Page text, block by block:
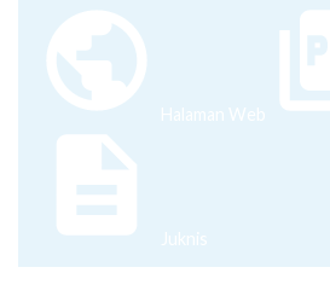
Halaman Web
Juknis